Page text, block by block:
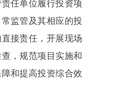
可行性研究报告
度要求，所提出
不再审批项目初
段，请抓紧开展